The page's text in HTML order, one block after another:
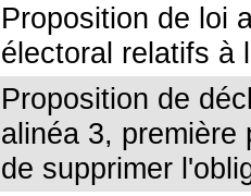
Proposition de loi
électoral relatifs à
Proposition de
alinéa 3,
de supprimer